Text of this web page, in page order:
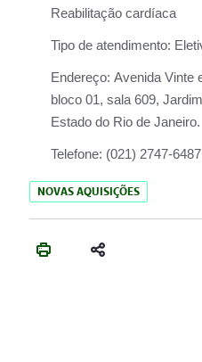
Reabilitação cardíaca
Tipo de atendimento:
Endereço: Avenida Vinte
bloco 01, sala 609,
Estado do Rio de Janeiro.
Telefone: (021) 2747-
NOVAS AQUISIÇÕES